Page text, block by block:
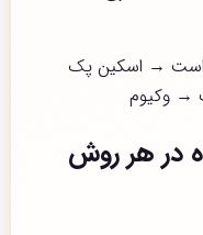
است → اسکین پک
→ وکیوم
در هر روش